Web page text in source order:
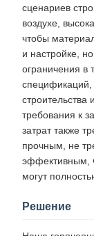
сценариев
воздухе,
чтобы
и настройке,
ограничения в
спецификаций,
строительства
требования к
затрат также
прочным, не
эффективным,
могут
Решение